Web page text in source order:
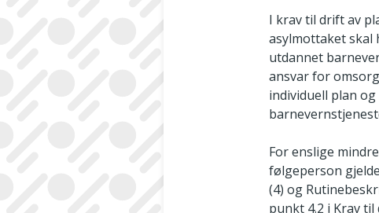
I krav til drift av
asylmottaket skal
utdannet
ansvar for
individuell plan
For enslige
følgeperson
(4) og
punkt 4.2 i Krav